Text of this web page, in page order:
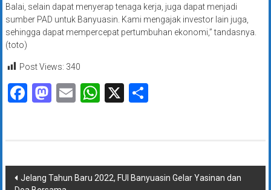
Balai, selain dapat menyerap tenaga kerja, juga dapat menjadi
sumber PAD untuk Banyuasin. Kami mengajak investor lain juga,
sehingga dapat mempercepat pertumbuhan ekonomi,” tandasnya.
(toto)
Post Views: 340
Facebook
Mastodon
EmailWhatsApp
X Share
Navigasi
Jelang Tahun Baru 2022, FUI Banyuasin Gelar Yasinan dan